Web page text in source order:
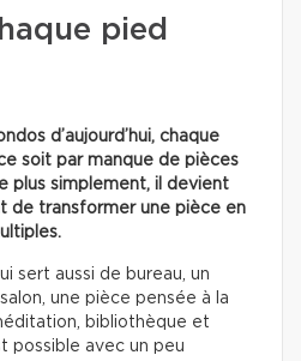
pied
d’aujourd’hui, chaque
soit par manque de pièces
plus simplement, il devient
de transformer une pièce en
sert aussi de bureau, un
une pièce pensée à la
bibliothèque et
possible avec un peu